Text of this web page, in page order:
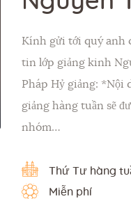
Kính gửi tới quý anh
tin lớp giảng kinh
Pháp Hỷ giảng: *Nội
giảng hàng tuần sẽ
nhóm…
Thứ Tư hàng
Miễn phí